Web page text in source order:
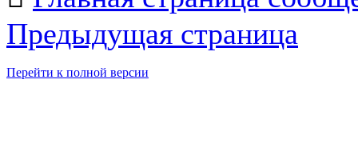
Предыдущая страница
Перейти к полной версии